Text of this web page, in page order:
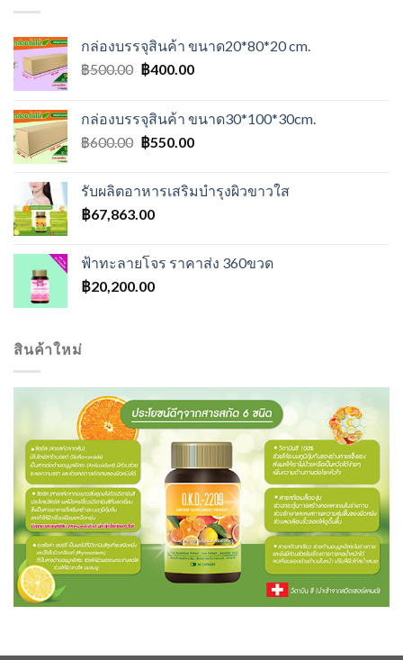
กล่องบรรจุสินค้า ขนาด20*80*20 cm.
฿500.00 Original
฿500.00.
฿400.00Current
฿400.00.
กล่องบรรจุสินค้า ขนาด30*100*30cm.
฿600.00 Original
฿600.00.
฿550.00Current
฿550.00.
รับผลิตอาหารเสริมบำรุงผิวขาวใส
฿67,863.00
ฟ้าทะลายโจร ราคาส่ง 360ขวด
฿20,200.00
สินค้าใหม่